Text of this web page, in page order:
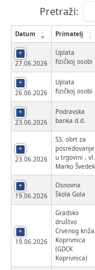
Pretraži:
Datum Primatelj
27.06.2026
Uplata
fizičkoj osobi
26.06.2026
Uplata
fizičkoj osobi
23.06.2026
Podravska
banka d.d.
23.06.2026
S3, obrt za
posredovanje
u trgovini , vl.
Marko Švedek
19.06.2026
Osnovna
škola Gola
19.06.2026
Gradsko
društvo
Crvenog križa
Koprivnica
(GDCK
Koprivnica)